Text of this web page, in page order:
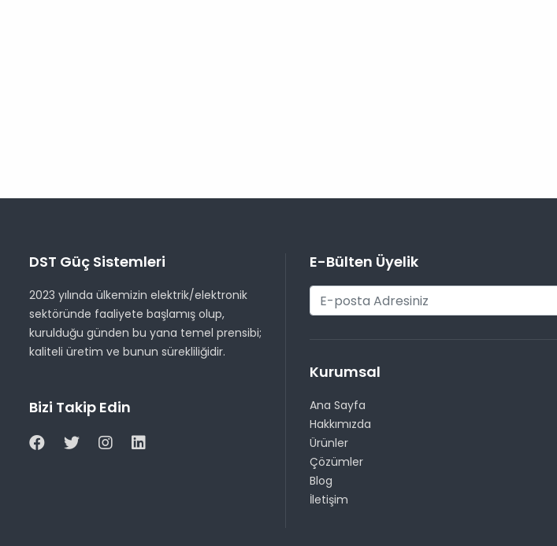
DST Güç Sistemleri
2023 yılında ülkemizin elektrik/elektronik
sektöründe faaliyete başlamış olup,
kurulduğu günden bu yana temel prensibi;
kaliteli üretim ve bunun sürekliliğidir.
Bizi Takip Edin
E-Bülten Üyelik
Kurumsal
Ana Sayfa
Hakkımızda
Ürünler
Çözümler
Blog
İletişim